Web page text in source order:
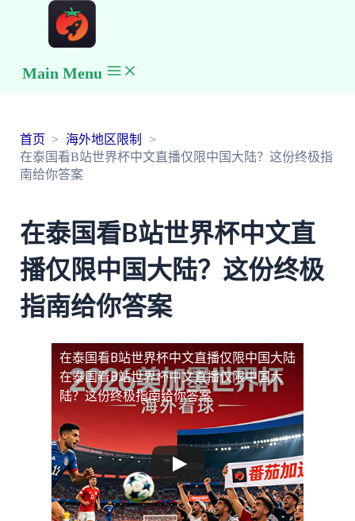
Main Menu
首页
海外地区限制
在泰国看B站世界杯中文直播仅限中国大陆？这份终极指
南给你答案
在泰国看B站世界杯中文直
播仅限中国大陆？这份终极
指南给你答案
在泰国看B站世界杯中文直播仅限中国大陆
在泰国看B站世界杯中文直播仅限中国大
陆？这份终极指南给你答案